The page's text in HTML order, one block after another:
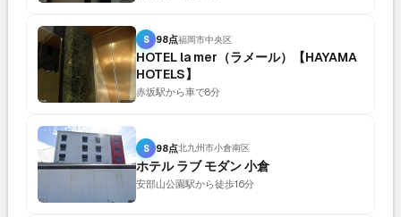
S 98点福岡市中央区
HOTEL la mer（ラメール）【HAYAMA
HOTELS】
赤坂駅から車で8分
S 98点北九州市小倉南区
ホテル ラブ モダン 小倉
安部山公園駅から徒歩16分